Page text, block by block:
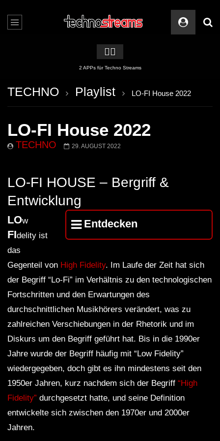
🏳️‍🌈
2 APPs für Techno Streams
TECHNO Playlist LO-FI House 2022
LO-FI House 2022
TECHNO 29. AUGUST 2022
LO-FI HOUSE – Bergriff &
Entwicklung
Entdecken
LOw
FIdelity ist
das
Gegenteil von High Fidelity. Im Laufe der Zeit hat sich
der Begriff “Lo-Fi” im Verhältnis zu den technologischen
Fortschritten und den Erwartungen des
durchschnittlichen Musikhörers verändert, was zu
zahlreichen Verschiebungen in der Rhetorik und im
Diskurs um den Begriff geführt hat. Bis in die 1990er
Jahre wurde der Begriff häufig mit “Low Fidelity”
wiedergegeben, doch gibt es ihn mindestens seit den
1950er Jahren, kurz nachdem sich der Begriff “High
Fidelity” durchgesetzt hatte, und seine Definition
entwickelte sich zwischen den 1970er und 2000er
Jahren.